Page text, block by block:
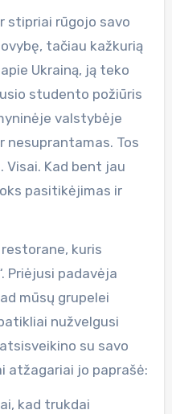
stipriai rūgojo savo
tačiau kažkurią
Ukrainą, ją teko
studento požiūris
valstybėje
nesuprantamas. Tos
Kad bent jau
pasitikėjimas ir
kuris
Priėjusi padavėja
mūsų grupelei
nužvelgusi
su savo
atžagariai jo paprašė:
kad trukdai